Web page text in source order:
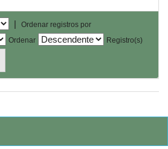
|
Ordenar registros por
Ordenar
Registro(s)